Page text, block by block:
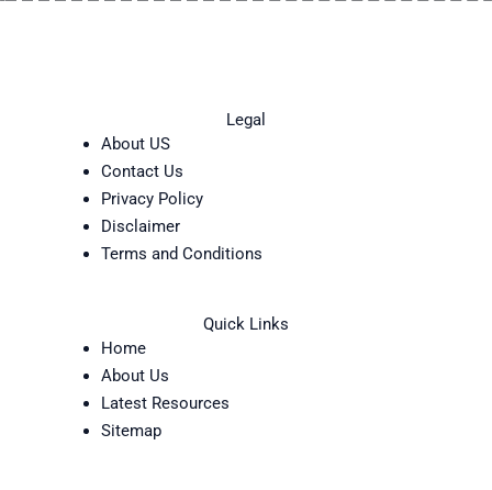
Legal
About US
Contact Us
Privacy Policy
Disclaimer
Terms and Conditions
Quick Links
Home
About Us
Latest Resources
Sitemap